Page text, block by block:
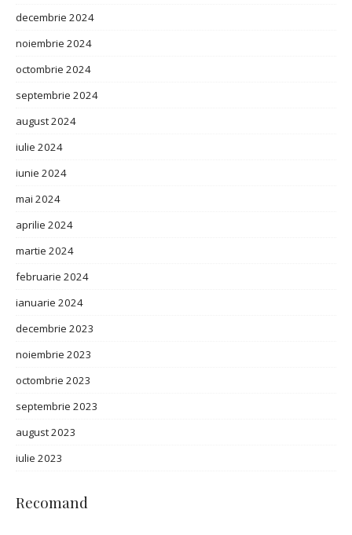
decembrie 2024
noiembrie 2024
octombrie 2024
septembrie 2024
august 2024
iulie 2024
iunie 2024
mai 2024
aprilie 2024
martie 2024
februarie 2024
ianuarie 2024
decembrie 2023
noiembrie 2023
octombrie 2023
septembrie 2023
august 2023
iulie 2023
Recomand